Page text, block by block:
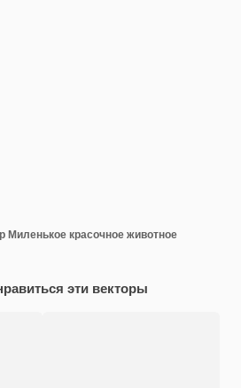
Миленькое красочное животное
эти векторы